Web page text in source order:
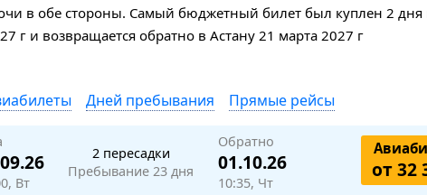
в обе стороны. Самый бюджетный билет был куплен 2 дня
г и возвращается обратно в Астану 21 марта 2027 г
Дней пребывания Прямые рейсы
Вт
2 пересадки
Пребывание 23 дня
Обратно
01.10.26
10:35, Чт
от 32